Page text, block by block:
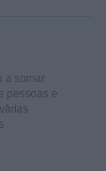
a somar
pessoas e